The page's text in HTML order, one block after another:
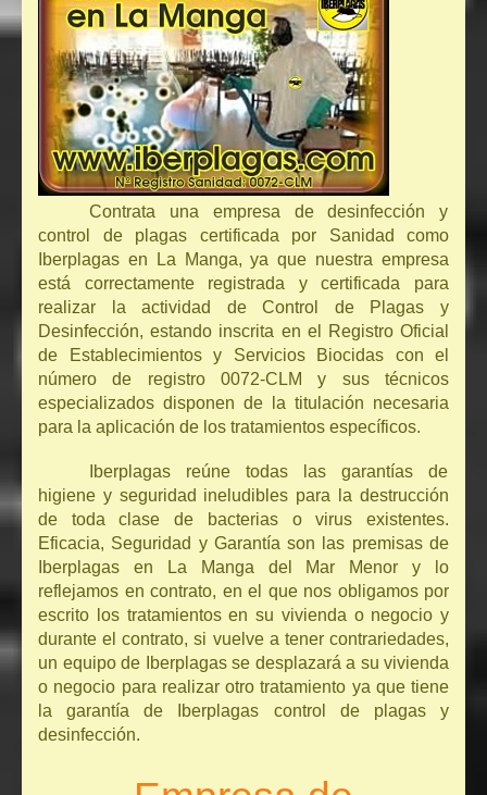
Contrata una empresa de desinfección y
control de plagas certificada por Sanidad como
Iberplagas en La Manga, ya que nuestra empresa
está correctamente registrada y certificada para
realizar la actividad de Control de Plagas y
Desinfección, estando inscrita en el Registro Oficial
de Establecimientos y Servicios Biocidas con el
número de registro 0072-CLM y sus técnicos
especializados disponen de la titulación necesaria
para la aplicación de los tratamientos específicos.
Iberplagas reúne todas las garantías de
higiene y seguridad ineludibles para la destrucción
de toda clase de bacterias o virus existentes.
Eficacia, Seguridad y Garantía son las premisas de
Iberplagas en La Manga del Mar Menor y lo
reflejamos en contrato, en el que nos obligamos por
escrito los tratamientos en su vivienda o negocio y
durante el contrato, si vuelve a tener contrariedades,
un equipo de Iberplagas se desplazará a su vivienda
o negocio para realizar otro tratamiento ya que tiene
la garantía de Iberplagas control de plagas y
desinfección.